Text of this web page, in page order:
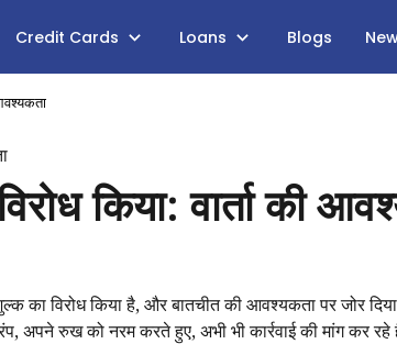
Credit Cards Loans Blogs
किया: वार्ता की
का विरोध किया है, और बातचीत की आवश्यकता पर जोर
रुख को नरम करते हुए, अभी भी कार्रवाई की मांग कर रहे हैं